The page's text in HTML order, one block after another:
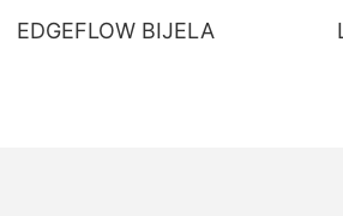
EDGEFLOW BIJELA